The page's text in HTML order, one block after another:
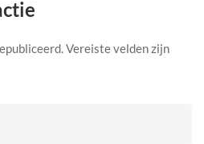
Vereiste velden zijn